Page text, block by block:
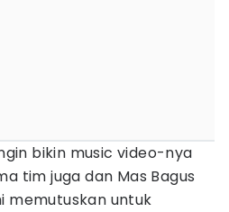
bikin music video-nya
tim juga dan Mas Bagus
memutuskan untuk